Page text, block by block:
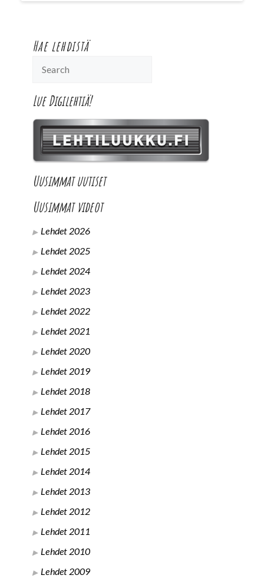
Hae lehdistä
Lue Digilehtiä!
Uusimmat uutiset
Uusimmat videot
Lehdet 2026
Lehdet 2025
Lehdet 2024
Lehdet 2023
Lehdet 2022
Lehdet 2021
Lehdet 2020
Lehdet 2019
Lehdet 2018
Lehdet 2017
Lehdet 2016
Lehdet 2015
Lehdet 2014
Lehdet 2013
Lehdet 2012
Lehdet 2011
Lehdet 2010
Lehdet 2009